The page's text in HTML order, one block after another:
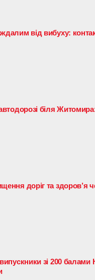
від вибуху:
біля
доріг та здоров’я
зі 200 балами